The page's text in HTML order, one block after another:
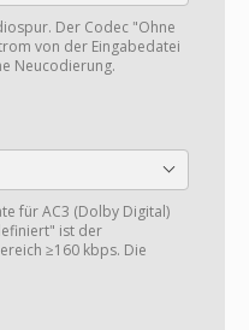
Der Codec "Ohne
von der Eingabedatei
Neucodierung.
für AC3 (Dolby Digital)
ist der
≥160 kbps. Die